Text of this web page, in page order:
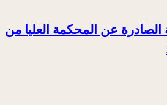
الصادرة عن المحكمة العليا من